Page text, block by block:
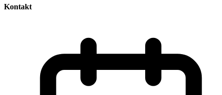
Kontakt